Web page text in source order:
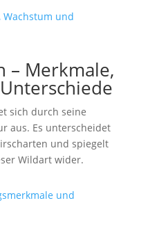
– Merkmale,
sich durch seine
aus. Es unterscheidet
und spiegelt
Wildart wider.